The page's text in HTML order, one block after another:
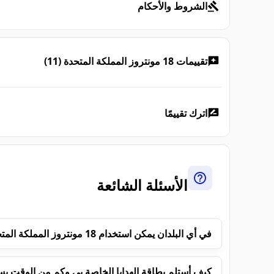
الشروط والأحكام
تقييمات 18 مونتروز المملكة المتحدة (11)
اترك تقييمًا
الأسئلة الشائعة
في أي البلدان يمكن استخدام 18 مونتروز المملكة المتحدة؟